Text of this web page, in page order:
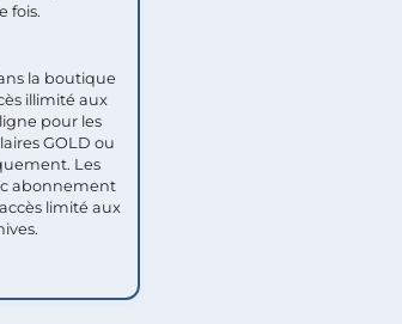
fois.​
la boutique
illimité aux
pour les
GOLD ou
Les
abonnement
limité aux